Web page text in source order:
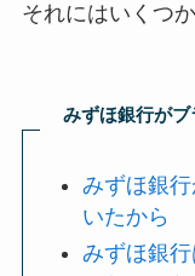
それにはいくつ
みずほ銀行が
みずほ銀
いたから
みずほ銀